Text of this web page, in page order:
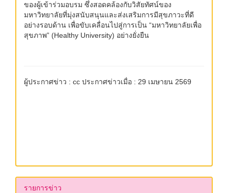
ของผู้เข้าร่วมอบรม ซึ่งสอดคล้องกับวิสัยทัศน์ของ
มหาวิทยาลัยที่มุ่งสนับสนุนและส่งเสริมการมีสุขภาวะที่ดี
อย่างรอบด้าน เพื่อขับเคลื่อนไปสู่การเป็น “มหาวิทยาลัยเพื่อ
สุขภาพ” (Healthy University) อย่างยั่งยืน
ผู้ประกาศข่าว : cc ประกาศข่าวเมื่อ : 29 เมษายน 2569
รายการข่าว